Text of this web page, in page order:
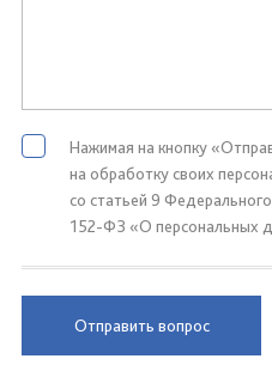
Нажимая на кнопку
на обработку своих
со статьей 9
152-ФЗ «О персональных
Отправить вопрос